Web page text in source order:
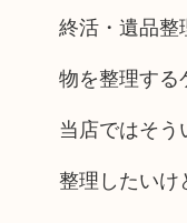
終活・遺品整
物を整理する
当店ではそう
整理したい